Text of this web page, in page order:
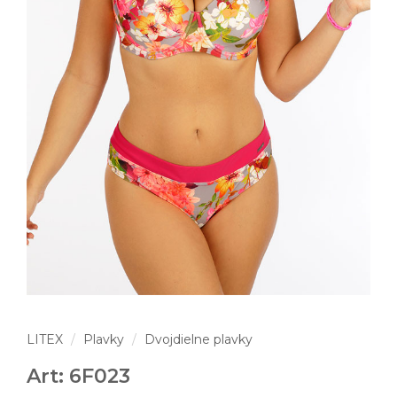
LITEX Plavky Dvojdielne plavky
Art: 6F023